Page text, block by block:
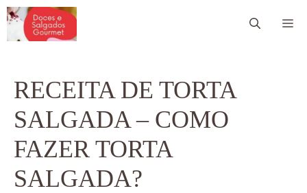
Pular
para
RECEITA DE TORTA
SALGADA – COMO
FAZER TORTA
SALGADA?